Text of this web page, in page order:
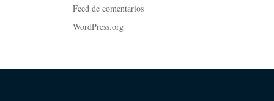
Feed de comentarios
WordPress.org